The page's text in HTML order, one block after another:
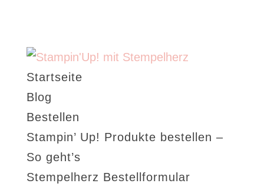
Startseite
Blog
Bestellen
Stampin’ Up! Produkte bestellen –
So geht’s
Stempelherz Bestellformular